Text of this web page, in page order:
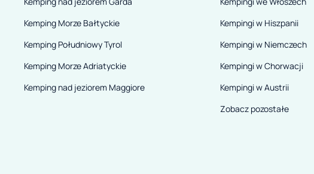
Kemping Morze Bałtyckie
Kemping Południowy Tyrol
Kemping Morze Adriatyckie
Kemping nad jeziorem Maggiore
Kempingi w Hiszpanii
Kempingi w Niemczech
Kempingi w Chorwacji
Kempingi w Austrii
Zobacz pozostałe